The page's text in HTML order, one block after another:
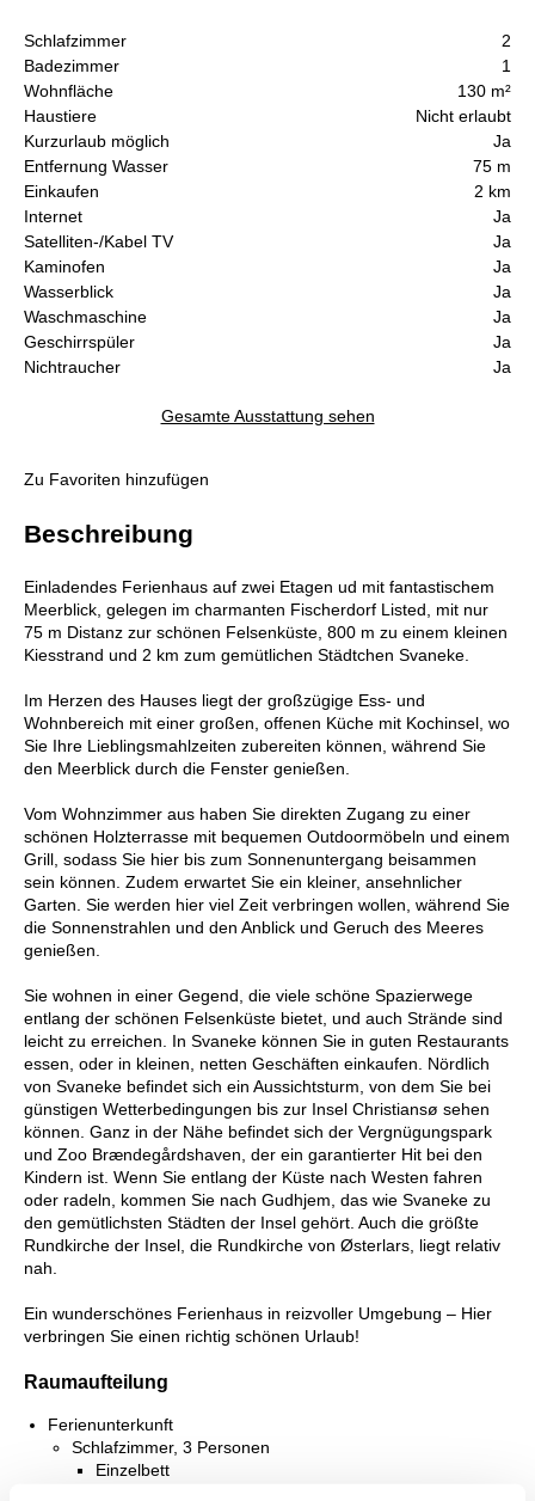
Schlafzimmer
2
Badezimmer
1
Wohnfläche
130 m²
Haustiere
Nicht erlaubt
Kurzurlaub möglich
Ja
Entfernung Wasser
75 m
Einkaufen
2 km
Internet
Ja
Satelliten-/Kabel TV
Ja
Kaminofen
Ja
Wasserblick
Ja
Waschmaschine
Ja
Geschirrspüler
Ja
Nichtraucher
Ja
Gesamte Ausstattung sehen
Zu Favoriten hinzufügen
Beschreibung
Einladendes Ferienhaus auf zwei Etagen ud mit fantastischem
Meerblick, gelegen im charmanten Fischerdorf Listed, mit nur
75 m Distanz zur schönen Felsenküste, 800 m zu einem kleinen
Kiesstrand und 2 km zum gemütlichen Städtchen Svaneke.
Im Herzen des Hauses liegt der großzügige Ess- und
Wohnbereich mit einer großen, offenen Küche mit Kochinsel, wo
Sie Ihre Lieblingsmahlzeiten zubereiten können, während Sie
den Meerblick durch die Fenster genießen.
Vom Wohnzimmer aus haben Sie direkten Zugang zu einer
schönen Holzterrasse mit bequemen Outdoormöbeln und einem
Grill, sodass Sie hier bis zum Sonnenuntergang beisammen
sein können. Zudem erwartet Sie ein kleiner, ansehnlicher
Garten. Sie werden hier viel Zeit verbringen wollen, während Sie
die Sonnenstrahlen und den Anblick und Geruch des Meeres
genießen.
Sie wohnen in einer Gegend, die viele schöne Spazierwege
entlang der schönen Felsenküste bietet, und auch Strände sind
leicht zu erreichen. In Svaneke können Sie in guten Restaurants
essen, oder in kleinen, netten Geschäften einkaufen. Nördlich
von Svaneke befindet sich ein Aussichtsturm, von dem Sie bei
günstigen Wetterbedingungen bis zur Insel Christiansø sehen
können. Ganz in der Nähe befindet sich der Vergnügungspark
und Zoo Brændegårdshaven, der ein garantierter Hit bei den
Kindern ist. Wenn Sie entlang der Küste nach Westen fahren
oder radeln, kommen Sie nach Gudhjem, das wie Svaneke zu
den gemütlichsten Städten der Insel gehört. Auch die größte
Rundkirche der Insel, die Rundkirche von Østerlars, liegt relativ
nah.
Ein wunderschönes Ferienhaus in reizvoller Umgebung – Hier
verbringen Sie einen richtig schönen Urlaub!
Raumaufteilung
Ferienunterkunft
Schlafzimmer, 3 Personen
Einzelbett